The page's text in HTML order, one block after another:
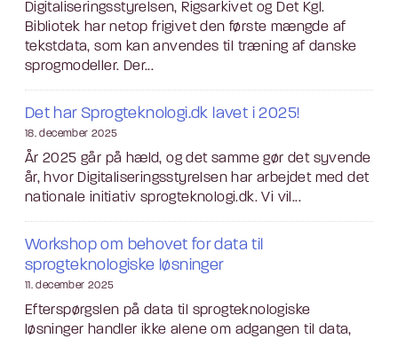
Digitaliseringsstyrelsen, Rigsarkivet og Det Kgl.
Bibliotek har netop frigivet den første mængde af
tekstdata, som kan anvendes til træning af danske
sprogmodeller. Der...
Det har Sprogteknologi.dk lavet i 2025!
18. december 2025
År 2025 går på hæld, og det samme gør det syvende
år, hvor Digitaliseringsstyrelsen har arbejdet med det
nationale initiativ sprogteknologi.dk. Vi vil...
Workshop om behovet for data til
sprogteknologiske løsninger
11. december 2025
Efterspørgslen på data til sprogteknologiske
løsninger handler ikke alene om adgangen til data,